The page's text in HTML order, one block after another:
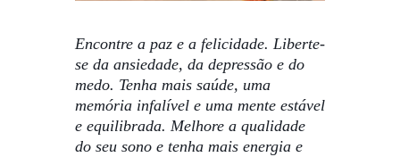
Encontre a paz e a felicidade. Liberte-
se da ansiedade, da depressão e do
medo. Tenha mais saúde, uma
memória infalível e uma mente estável
e equilibrada. Melhore a qualidade
do seu sono e tenha mais energia e